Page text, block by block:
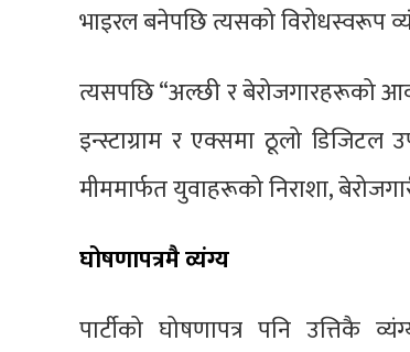
भाइरल बनेपछि त्यसको विरोधस्वरूप
त्यसपछि “अल्छी र बेरोजगारहरूको
इन्स्टाग्राम र एक्समा ठूलो डिजिटल
मीममार्फत युवाहरूको निराशा,
घोषणापत्रमै व्यंग्य
पार्टीको घोषणापत्र पनि उत्तिकै